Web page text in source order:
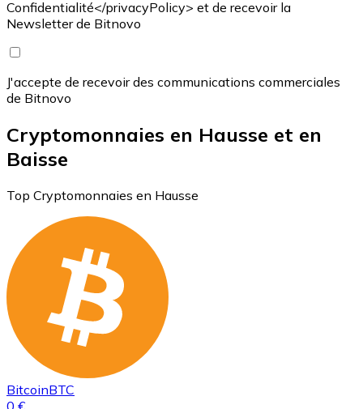
Confidentialité</privacyPolicy> et de recevoir la
Newsletter de Bitnovo
J'accepte de recevoir des communications commerciales
de Bitnovo
Cryptomonnaies en Hausse et en
Baisse
Top Cryptomonnaies en Hausse
BitcoinBTC
0 €